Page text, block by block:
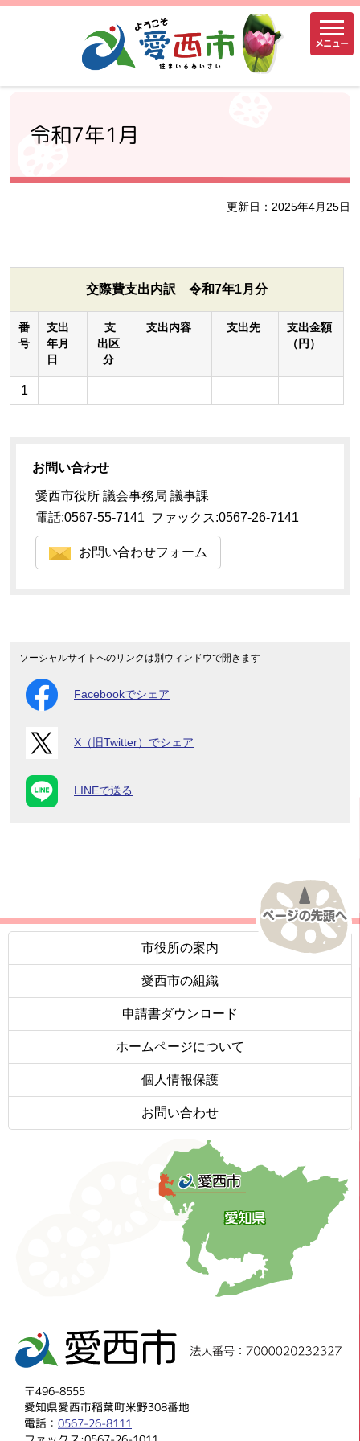
メニュー
令和7年1月
更新日：2025年4月25日
交際費支出内訳 令和7年1月分
番
号
支出
年月
日
支
出区
分
支出内容 支出先
支出金額
（円）
1
お問い合わせ
愛西市役所 議会事務局 議事課
電話:0567-55-7141 ファックス:0567-26-7141
お問い合わせフォーム
ソーシャルサイトへのリンクは別ウィンドウで開きます
Facebookでシェア
X（旧Twitter）でシェア
LINEで送る
市役所の案内
愛西市の組織
申請書ダウンロード
ホームページについて
個人情報保護
お問い合わせ
〒496-8555
愛知県愛西市稲葉町米野308番地
電話：0567-26-8111